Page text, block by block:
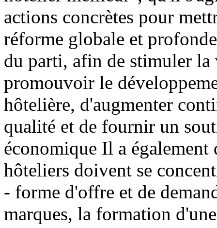
actions concrètes pour
réforme globale et
du parti, afin de stimuler la
promouvoir le
hôtelière, d'augmenter
qualité et de fournir un
économique Il a également
hôteliers doivent se
- forme d'offre et de
marques, la formation